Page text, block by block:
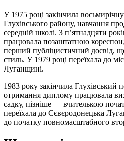
У 1975 році закінчила
Глухівського району, навчання
середній школі. З п’ятнадцяти
працювала позаштатною
перший публіцистичний досвід,
стиль. У 1979 році переїхала до
Луганщині.
1983 року закінчила Глухівський
отримання диплому працювала
садку, пізніше — вчителькою
переїхала до Сєвєродонецька
до початку повномасштабного